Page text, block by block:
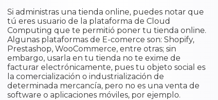
Si administras una tienda online, puedes notar que
tú eres usuario de la plataforma de Cloud
Computing que te permitió poner tu tienda online.
Algunas plataformas de E-comerce son: Shopify,
Prestashop, WooCommerce, entre otras; sin
embargo, usarla en tu tienda no te exime de
facturar electrónicamente, pues tu objeto social es
la comercialización o industrialización de
determinada mercancía, pero no es una venta de
software o aplicaciones móviles, por ejemplo.